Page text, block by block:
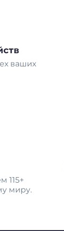
ваших
115+
миру.